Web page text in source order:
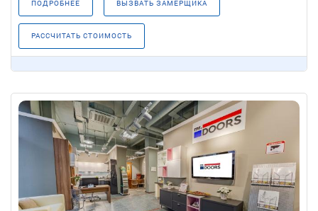
ПОДРОБНЕЕ ВЫЗВАТЬ ЗАМЕРЩИКА
РАССЧИТАТЬ СТОИМОСТЬ